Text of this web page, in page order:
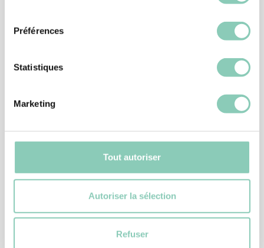
Préférences
Statistiques
Marketing
Tout autoriser
Autoriser la sélection
Refuser
CHAUSSURE JARDIN
39,90 €
Produits similaires